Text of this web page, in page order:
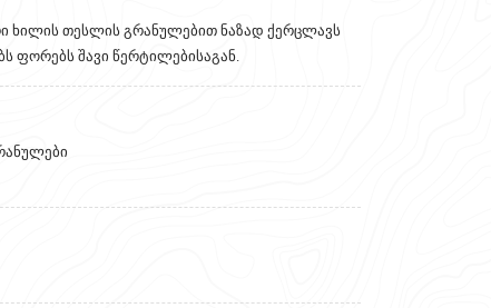
ხილის თესლის გრანულებით ნაზად ქერცლავს
ფორებს შავი წერტილებისაგან.